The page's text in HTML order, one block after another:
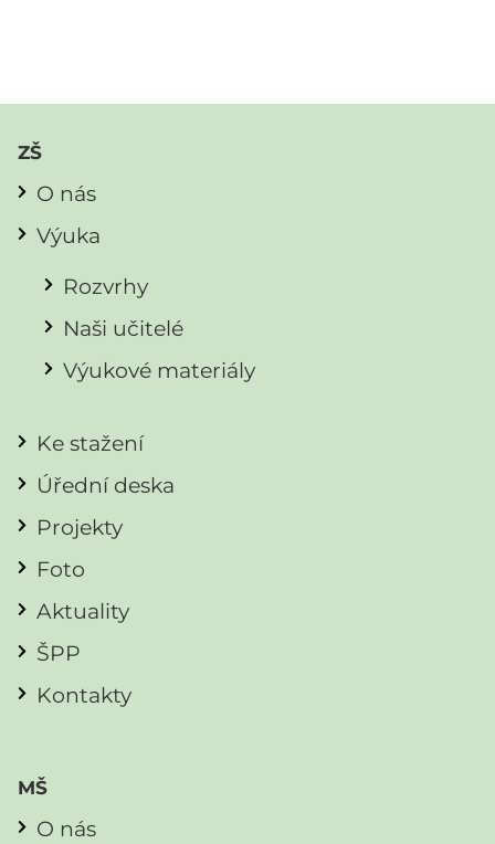
ZŠ
O nás
Výuka
Rozvrhy
Naši učitelé
Výukové materiály
Ke stažení
Úřední deska
Projekty
Foto
Aktuality
ŠPP
Kontakty
MŠ
O nás